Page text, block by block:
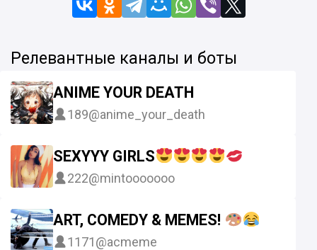
Релевантные каналы и боты
ANIME YOUR DEATH
189@anime_your_death
SEXYYY GIRLS
222@mintooooooo
ART, COMEDY & MEMES!
1171@acmeme